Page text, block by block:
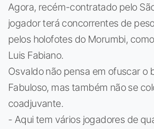
Agora, recém-contratado pelo
jogador terá concorrentes de
pelos holofotes do Morumbi,
Luis Fabiano.
Osvaldo não pensa em ofuscar o
Fabuloso, mas também não se
coadjuvante.
- Aqui tem vários jogadores de